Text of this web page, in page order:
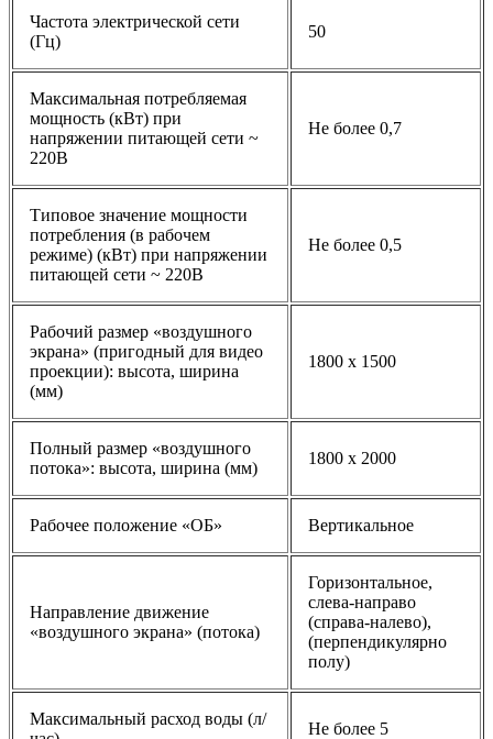
Частота электрической сети
(Гц)
50
Максимальная потребляемая
мощность (кВт) при
напряжении питающей сети ~
220В
Не более 0,7
Типовое значение мощности
потребления (в рабочем
режиме) (кВт) при напряжении
питающей сети ~ 220В
Не более 0,5
Рабочий размер «воздушного
экрана» (пригодный для видео
проекции): высота, ширина
(мм)
1800 х 1500
Полный размер «воздушного
потока»: высота, ширина (мм)
1800 x 2000
Рабочее положение «ОБ» Вертикальное
Направление движение
«воздушного экрана» (потока)
Горизонтальное,
слева-направо
(справа-налево),
(перпендикулярно
полу)
Максимальный расход воды (л/
Не более 5